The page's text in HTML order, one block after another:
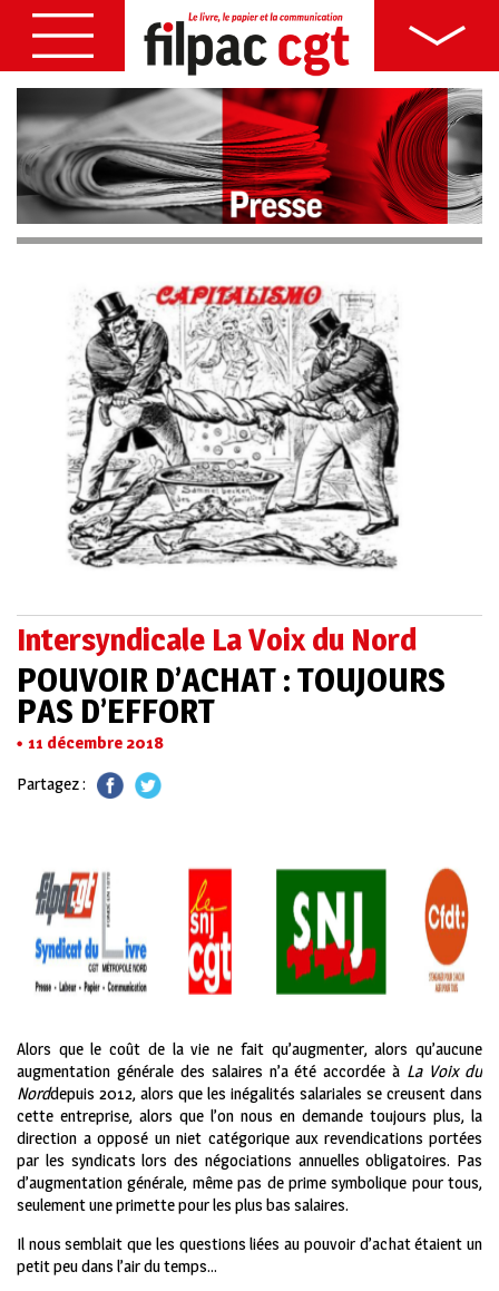
Intersyndicale La Voix du Nord
POUVOIR D’ACHAT : TOUJOURS
PAS D’EFFORT
11 décembre 2018
Partagez :
Alors que le coût de la vie ne fait qu’augmenter, alors qu’aucune
augmentation générale des salaires n’a été accordée à La Voix du
Norddepuis 2012, alors que les inégalités salariales se creusent dans
cette entreprise, alors que l’on nous en demande toujours plus, la
direction a opposé un niet catégorique aux revendications portées
par les syndicats lors des négociations annuelles obligatoires. Pas
d’augmentation générale, même pas de prime symbolique pour tous,
seulement une primette pour les plus bas salaires.
Il nous semblait que les questions liées au pouvoir d’achat étaient un
petit peu dans l’air du temps…